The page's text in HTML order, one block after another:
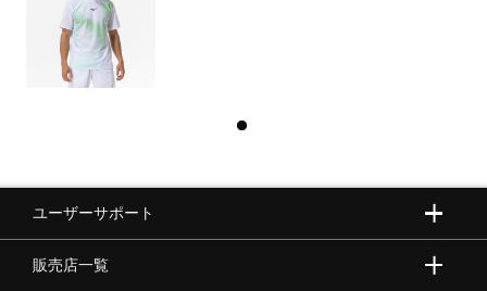
ユーザーサポート
販売店一覧